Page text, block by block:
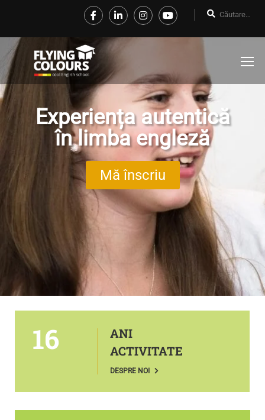
Experiența autentică
în limba engleză
Mă înscriu
16
ANI
ACTIVITATE
DESPRE NOI